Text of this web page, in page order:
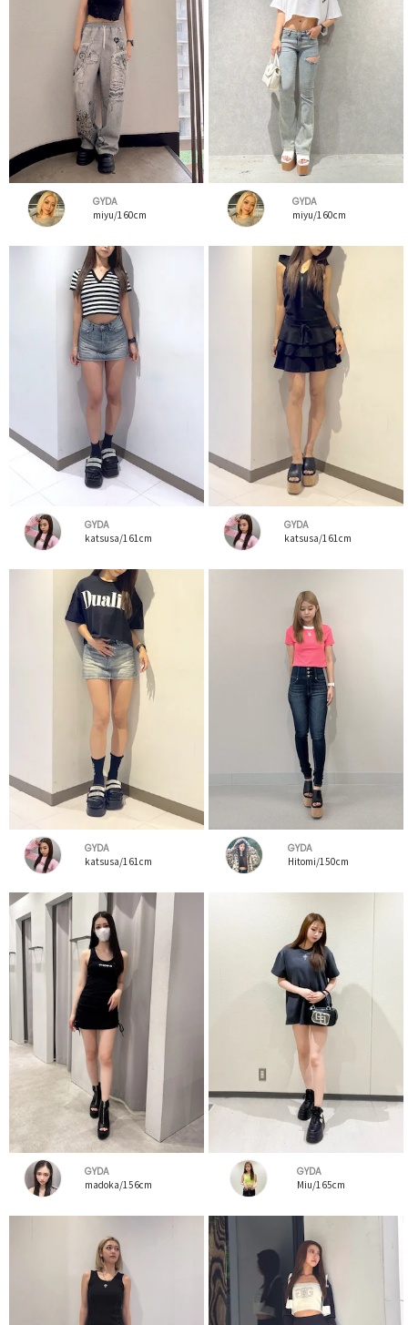
GYDA
miyu/160cm
GYDA
miyu/160cm
GYDA
katsusa/161cm
GYDA
katsusa/161cm
GYDA
katsusa/161cm
GYDA
Hitomi/150cm
GYDA
madoka/156cm
GYDA
Miu/165cm